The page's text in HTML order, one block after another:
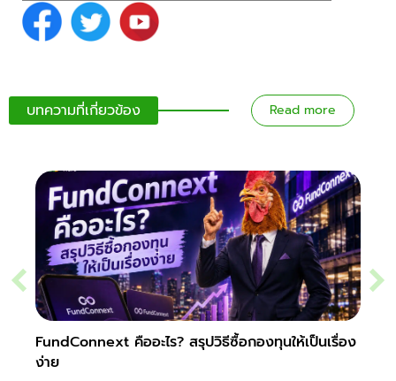
บทความที่เกี่ยวข้อง Read more
FundConnext คืออะไร? สรุปวิธีซื้อกองทุนให้เป็นเรื่อง
ง่าย